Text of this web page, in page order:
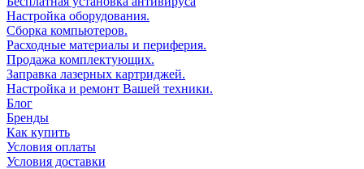
Настройка оборудования.
Сборка компьютеров.
Расходные материалы и периферия.
Продажа комплектующих.
Заправка лазерных картриджей.
Настройка и ремонт Вашей техники.
Блог
Бренды
Как купить
Условия оплаты
Условия доставки